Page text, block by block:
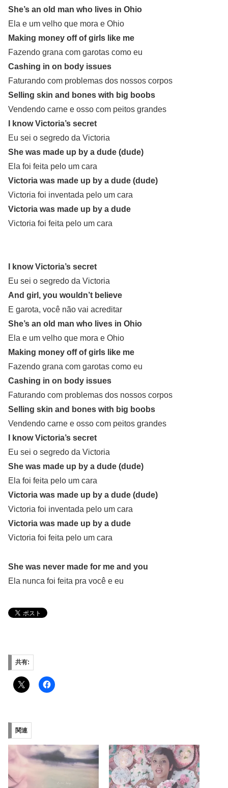
She’s an old man who lives in Ohio
Ela e um velho que mora e Ohio
Making money off of girls like me
Fazendo grana com garotas como eu
Cashing in on body issues
Faturando com problemas dos nossos corpos
Selling skin and bones with big boobs
Vendendo carne e osso com peitos grandes
I know Victoria’s secret
Eu sei o segredo da Victoria
She was made up by a dude (dude)
Ela foi feita pelo um cara
Victoria was made up by a dude (dude)
Victoria foi inventada pelo um cara
Victoria was made up by a dude
Victoria foi feita pelo um cara
I know Victoria’s secret
Eu sei o segredo da Victoria
And girl, you wouldn’t believe
E garota, você não vai acreditar
She’s an old man who lives in Ohio
Ela e um velho que mora e Ohio
Making money off of girls like me
Fazendo grana com garotas como eu
Cashing in on body issues
Faturando com problemas dos nossos corpos
Selling skin and bones with big boobs
Vendendo carne e osso com peitos grandes
I know Victoria’s secret
Eu sei o segredo da Victoria
She was made up by a dude (dude)
Ela foi feita pelo um cara
Victoria was made up by a dude (dude)
Victoria foi inventada pelo um cara
Victoria was made up by a dude
Victoria foi feita pelo um cara
She was never made for me and you
Ela nunca foi feita pra você e eu
共有:
関連